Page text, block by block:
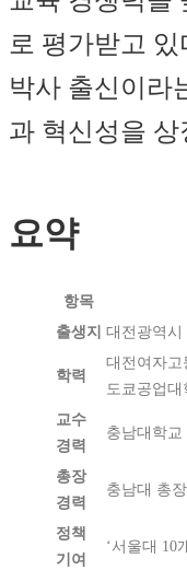
로 평가받고
박사 출신이라
과 혁신성을
요약
항목
출생지 대전광역시
학력
대전여자
도쿄공업대
교수
경력
충남대학
총장
경력
충남대 총
정책
기여
‘서울대 10